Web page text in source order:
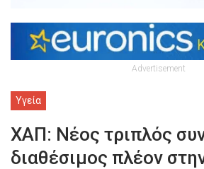
Advertisement
Υγεία
ΧΑΠ: Νέος τριπλός
διαθέσιμος πλέον